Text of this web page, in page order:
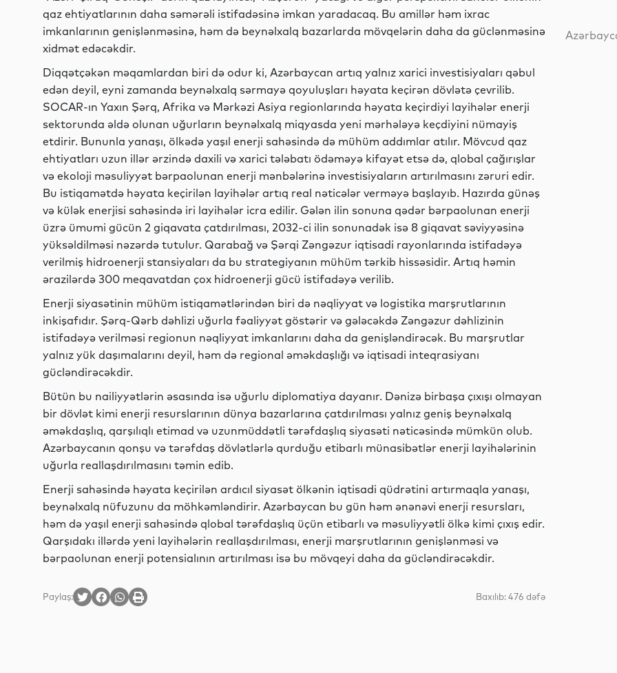
qaz ehtiyatlarının daha səmərəli istifadəsinə imkan yaradacaq. Bu amillər həm ixrac
imkanlarının genişlənməsinə, həm də beynəlxalq bazarlarda mövqelərin daha da güclənməsinə
xidmət edəcəkdir.
Diqqətçəkən məqamlardan biri də odur ki, Azərbaycan artıq yalnız xarici investisiyaları qəbul
edən deyil, eyni zamanda beynəlxalq sərmayə qoyuluşları həyata keçirən dövlətə çevrilib.
SOCAR-ın Yaxın Şərq, Afrika və Mərkəzi Asiya regionlarında həyata keçirdiyi layihələr enerji
sektorunda əldə olunan uğurların beynəlxalq miqyasda yeni mərhələyə keçdiyini nümayiş
etdirir. Bununla yanaşı, ölkədə yaşıl enerji sahəsində də mühüm addımlar atılır. Mövcud qaz
ehtiyatları uzun illər ərzində daxili və xarici tələbatı ödəməyə kifayət etsə də, qlobal çağırışlar
və ekoloji məsuliyyət bərpaolunan enerji mənbələrinə investisiyaların artırılmasını zəruri edir.
Bu istiqamətdə həyata keçirilən layihələr artıq real nəticələr verməyə başlayıb. Hazırda günəş
və külək enerjisi sahəsində iri layihələr icra edilir. Gələn ilin sonuna qədər bərpaolunan enerji
üzrə ümumi gücün 2 giqavata çatdırılması, 2032-ci ilin sonunadək isə 8 giqavat səviyyəsinə
yüksəldilməsi nəzərdə tutulur. Qarabağ və Şərqi Zəngəzur iqtisadi rayonlarında istifadəyə
verilmiş hidroenerji stansiyaları da bu strategiyanın mühüm tərkib hissəsidir. Artıq həmin
ərazilərdə 300 meqavatdan çox hidroenerji gücü istifadəyə verilib.
Enerji siyasətinin mühüm istiqamətlərindən biri də nəqliyyat və logistika marşrutlarının
inkişafıdır. Şərq-Qərb dəhlizi uğurla fəaliyyət göstərir və gələcəkdə Zəngəzur dəhlizinin
istifadəyə verilməsi regionun nəqliyyat imkanlarını daha da genişləndirəcək. Bu marşrutlar
yalnız yük daşımalarını deyil, həm də regional əməkdaşlığı və iqtisadi inteqrasiyanı
gücləndirəcəkdir.
Bütün bu nailiyyətlərin əsasında isə uğurlu diplomatiya dayanır. Dənizə birbaşa çıxışı olmayan
bir dövlət kimi enerji resurslarının dünya bazarlarına çatdırılması yalnız geniş beynəlxalq
əməkdaşlıq, qarşılıqlı etimad və uzunmüddətli tərəfdaşlıq siyasəti nəticəsində mümkün olub.
Azərbaycanın qonşu və tərəfdaş dövlətlərlə qurduğu etibarlı münasibətlər enerji layihələrinin
uğurla reallaşdırılmasını təmin edib.
Enerji sahəsində həyata keçirilən ardıcıl siyasət ölkənin iqtisadi qüdrətini artırmaqla yanaşı,
beynəlxalq nüfuzunu da möhkəmləndirir. Azərbaycan bu gün həm ənənəvi enerji resursları,
həm də yaşıl enerji sahəsində qlobal tərəfdaşlıq üçün etibarlı və məsuliyyətli ölkə kimi çıxış edir.
Qarşıdakı illərdə yeni layihələrin reallaşdırılması, enerji marşrutlarının genişlənməsi və
bərpaolunan enerji potensialının artırılması isə bu mövqeyi daha da gücləndirəcəkdir.
Paylaş: Baxılıb: 476 dəfə